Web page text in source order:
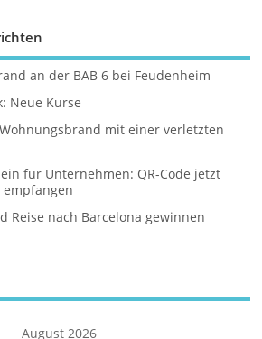
an der BAB 6 bei Feudenheim
Neue Kurse
mit einer verletzten
für Unternehmen: QR-Code jetzt
Reise nach Barcelona gewinnen
August 2026